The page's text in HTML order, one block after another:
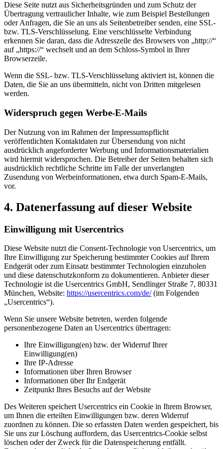
Diese Seite nutzt aus Sicherheitsgründen und zum Schutz der
Übertragung vertraulicher Inhalte, wie zum Beispiel Bestellungen
oder Anfragen, die Sie an uns als Seitenbetreiber senden, eine SSL-
bzw. TLS-Verschlüsselung. Eine verschlüsselte Verbindung
erkennen Sie daran, dass die Adresszeile des Browsers von „http://“
auf „https://“ wechselt und an dem Schloss-Symbol in Ihrer
Browserzeile.
Wenn die SSL- bzw. TLS-Verschlüsselung aktiviert ist, können die
Daten, die Sie an uns übermitteln, nicht von Dritten mitgelesen
werden.
Widerspruch gegen Werbe-E-Mails
Der Nutzung von im Rahmen der Impressumspflicht
veröffentlichten Kontaktdaten zur Übersendung von nicht
ausdrücklich angeforderter Werbung und Informationsmaterialien
wird hiermit widersprochen. Die Betreiber der Seiten behalten sich
ausdrücklich rechtliche Schritte im Falle der unverlangten
Zusendung von Werbeinformationen, etwa durch Spam-E-Mails,
vor.
4. Datenerfassung auf dieser Website
Einwilligung mit Usercentrics
Diese Website nutzt die Consent-Technologie von Usercentrics, um
Ihre Einwilligung zur Speicherung bestimmter Cookies auf Ihrem
Endgerät oder zum Einsatz bestimmter Technologien einzuholen
und diese datenschutzkonform zu dokumentieren. Anbieter dieser
Technologie ist die Usercentrics GmbH, Sendlinger Straße 7, 80331
München, Website: https://usercentrics.com/de/(im Folgenden
„Usercentrics“).
Wenn Sie unsere Website betreten, werden folgende
personenbezogene Daten an Usercentrics übertragen:
Ihre Einwilligung(en) bzw. der Widerruf Ihrer
Einwilligung(en)
Ihre IP-Adresse
Informationen über Ihren Browser
Informationen über Ihr Endgerät
Zeitpunkt Ihres Besuchs auf der Website
Des Weiteren speichert Usercentrics ein Cookie in Ihrem Browser,
um Ihnen die erteilten Einwilligungen bzw. deren Widerruf
zuordnen zu können. Die so erfassten Daten werden gespeichert, bis
Sie uns zur Löschung auffordern, das Usercentrics-Cookie selbst
löschen oder der Zweck für die Datenspeicherung entfällt.